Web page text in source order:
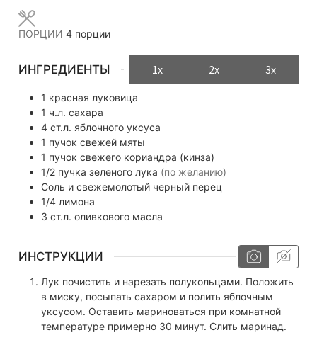
ПОРЦИИ 4 порции
ИНГРЕДИЕНТЫ 1x 2x 3x
1 красная луковица
1 ч.л. сахара
4 ст.л. яблочного уксуса
1 пучок свежей мяты
1 пучок свежего кориандра (кинза)
1/2 пучка зеленого лука (по желанию)
Соль и свежемолотый черный перец
1/4 лимона
3 ст.л. оливкового масла
ИНСТРУКЦИИ
Лук почистить и нарезать полукольцами. Положить
в миску, посыпать сахаром и полить яблочным
уксусом. Оставить мариноваться при комнатной
температуре примерно 30 минут. Слить маринад.